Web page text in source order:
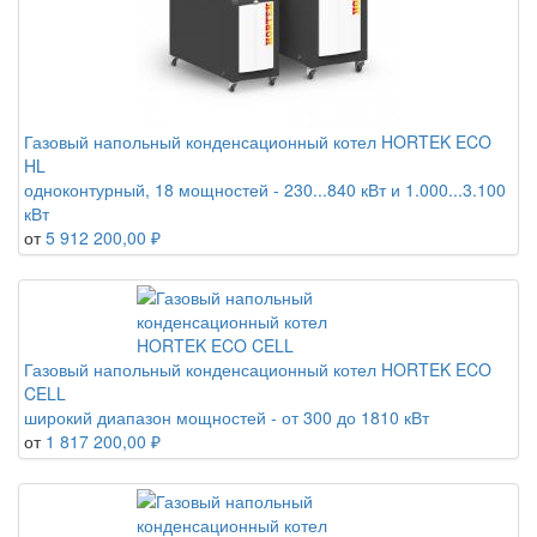
Газовый напольный конденсационный котел HORTEK ECO
HL
одноконтурный, 18 мощностей - 230...840 кВт и 1.000...3.100
кВт
от 5 912 200,00 ₽
Газовый напольный конденсационный котел HORTEK ECO
CELL
широкий диапазон мощностей - от 300 до 1810 кВт
от 1 817 200,00 ₽